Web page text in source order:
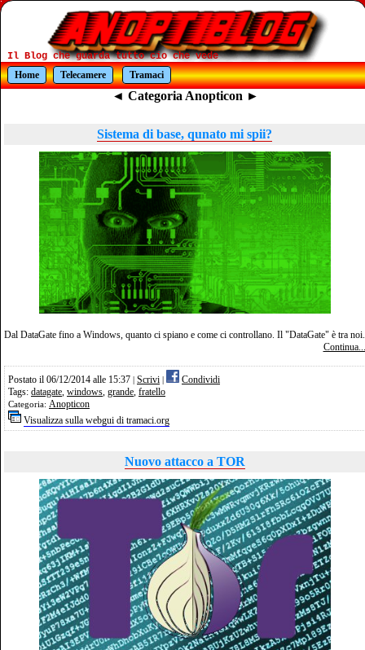
Il Blog che guarda tutto cio che vede
Home
Telecamere Tramaci
◄ Categoria Anopticon ►
Sistema di base, qunato mi spii?
Dal DataGate fino a Windows, quanto ci spiano e come ci controllano. Il "DataGate" è tra noi.
Continua...
Postato il 06/12/2014 alle 15:37 Scrivi
Condividi
Tags: datagate, windows, grande, fratello
Categoria: Anopticon
Visualizza sulla webgui di tramaci.org
Nuovo attacco a TOR